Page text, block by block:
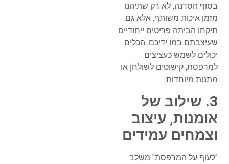
בסוף הסדנה, לא רק שתיהנו
מזמן איכות משותף, אלא גם
תיקחו הביתה פריטים ייחודיים
שעיצבתם במו ידיכם. הכלים
יכולים לשמש כעציצים
למרפסת, קישוטים לשולחן או
מתנות מיוחדות.
3. שילוב של
אומנות, עיצוב
וצמחים עמידים
"לעוף על המרפסת" משלב